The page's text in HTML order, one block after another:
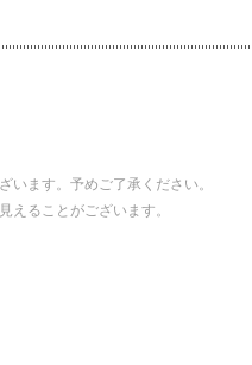
ます。予めご了承ください。
ることがございます。